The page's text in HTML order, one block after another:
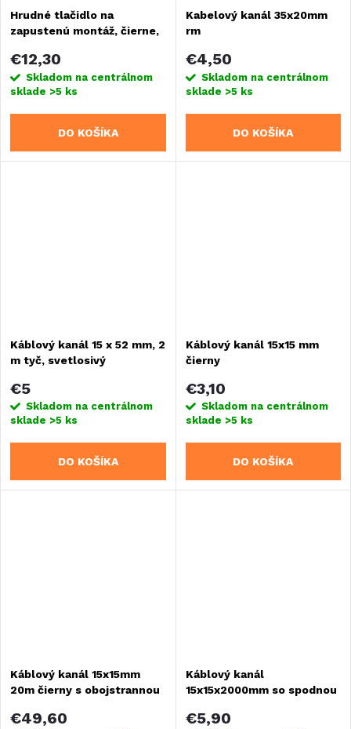
Hrudné tlačidlo na
zapustenú montáž, čierne,
€12,30
Skladom na centrálnom
sklade >5 ks
DO KOŠÍKA
Kabelový kanál 35x20mm
rm
€4,50
Skladom na centrálnom
sklade >5 ks
DO KOŠÍKA
Káblový kanál 15 x 52 mm, 2
m tyč, svetlosivý
€5
Skladom na centrálnom
sklade >5 ks
DO KOŠÍKA
Káblový kanál 15x15 mm
čierny
€3,10
Skladom na centrálnom
sklade >5 ks
DO KOŠÍKA
Káblový kanál 15x15mm
20m čierny s obojstrannou
€49,60
Káblový kanál
15x15x2000mm so spodnou
€5,90